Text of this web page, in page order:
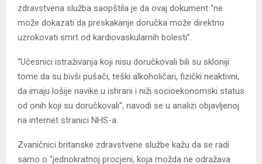
zdravstvena služba saopštila je da ovaj dokument “ne
može dokazati da preskakanje doručka može direktno
uzrokovati smrt od kardiovaskularnih bolesti”.
“Učesnici istraživanja koji nisu doručkovali bili su skloniji
tome da su bivši pušači, teški alkoholičari, fizički neaktivni,
da imaju lošije navike u ishrani i niži socioekonomski status
od onih koji su doručkovali”, navodi se u analizi objavljenoj
na internet stranici NHS-a.
Zvaničnici britanske zdravstvene službe kažu da se radi
samo o “jednokratnoj procjeni, koja možda ne odražava